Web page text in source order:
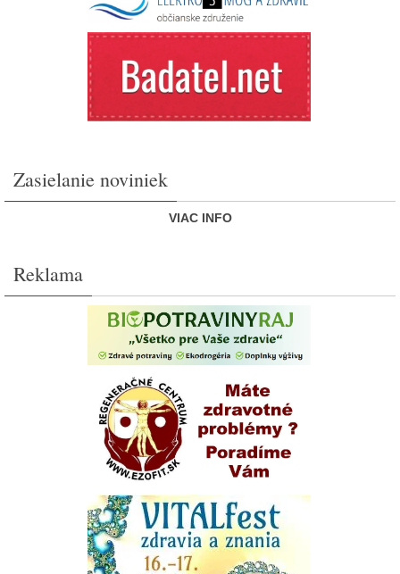
Zasielanie noviniek
VIAC INFO
Reklama